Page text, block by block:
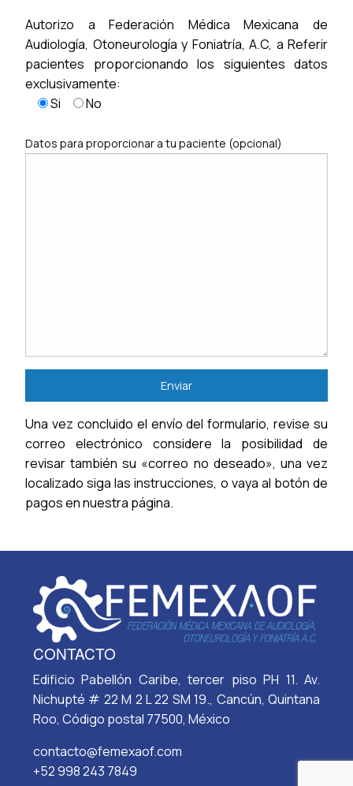
Autorizo a Federación Médica Mexicana de
Audiología, Otoneurología y Foniatría, A.C, a Referir
pacientes proporcionando los siguientes datos
exclusivamente:
Si
No
Datos para proporcionar a tu paciente (opcional)
Una vez concluido el envío del formulario, revise su
correo electrónico considere la posibilidad de
revisar también su «correo no deseado», una vez
localizado siga las instrucciones, o vaya al botón de
pagos en nuestra página.
CONTACTO
Edificio Pabellón Caribe, tercer piso PH 11. Av.
Nichupté # 22 M 2 L 22 SM 19., Cancún, Quintana
Roo, Código postal 77500, México
contacto@femexaof.com
+52 998 243 7849